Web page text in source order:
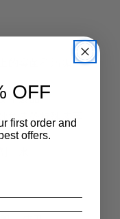
革製品
魚皮等特殊皮革。
OFF
first order and
offers.